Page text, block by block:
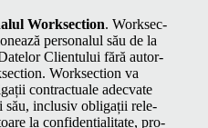
Work­sec­tion. Work­sec­
per­son­alul său de la
Clien­tu­lui fără autor­
Work­sec­tion va
con­trac­tuale adec­vate
său, inclu­siv oblig­ații rel­e­
la con­fi­dențial­i­tate, pro­